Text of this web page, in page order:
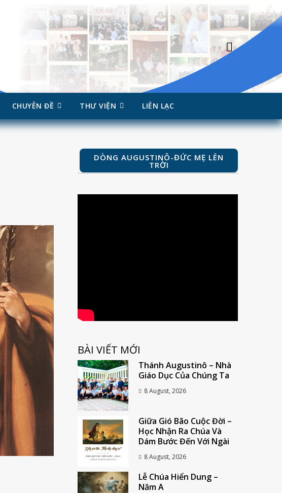
CHUYÊN ĐỀ THƯ VIỆN LIÊN LẠC
DÒNG AUGUSTINÔ-ĐỨC MẸ LÊN
TRỜI
BÀI VIẾT MỚI
Thánh Augustinô – Nhà
Giáo Dục Của Chúng Ta
8 August, 2026
Giữa Gió Bão Cuộc Đời –
Học Nhận Ra Chúa Và
Dám Bước Đến Với Ngài
8 August, 2026
Lễ Chúa Hiển Dung –
Năm A